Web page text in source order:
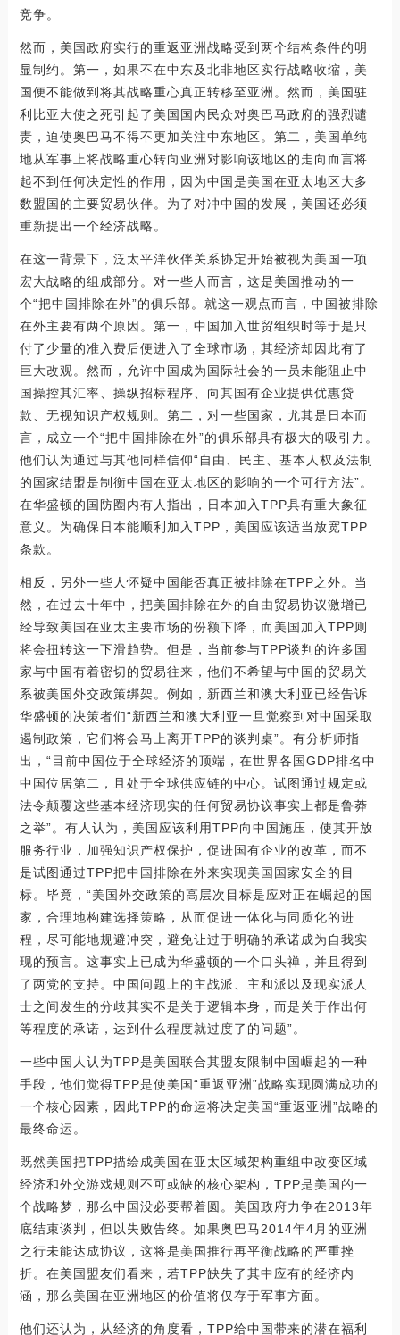
竞争。
然而，美国政府实行的重返亚洲战略受到两个结构条件的明
显制约。第一，如果不在中东及北非地区实行战略收缩，美
国便不能做到将其战略重心真正转移至亚洲。然而，美国驻
利比亚大使之死引起了美国国内民众对奥巴马政府的强烈谴
责，迫使奥巴马不得不更加关注中东地区。第二，美国单纯
地从军事上将战略重心转向亚洲对影响该地区的走向而言将
起不到任何决定性的作用，因为中国是美国在亚太地区大多
数盟国的主要贸易伙伴。为了对冲中国的发展，美国还必须
重新提出一个经济战略。
在这一背景下，泛太平洋伙伴关系协定开始被视为美国一项
宏大战略的组成部分。对一些人而言，这是美国推动的一
个“把中国排除在外”的俱乐部。就这一观点而言，中国被排除
在外主要有两个原因。第一，中国加入世贸组织时等于是只
付了少量的准入费后便进入了全球市场，其经济却因此有了
巨大改观。然而，允许中国成为国际社会的一员未能阻止中
国操控其汇率、操纵招标程序、向其国有企业提供优惠贷
款、无视知识产权规则。第二，对一些国家，尤其是日本而
言，成立一个“把中国排除在外”的俱乐部具有极大的吸引力。
他们认为通过与其他同样信仰“自由、民主、基本人权及法制
的国家结盟是制衡中国在亚太地区的影响的一个可行方法”。
在华盛顿的国防圈内有人指出，日本加入TPP具有重大象征
意义。为确保日本能顺利加入TPP，美国应该适当放宽TPP
条款。
相反，另外一些人怀疑中国能否真正被排除在TPP之外。当
然，在过去十年中，把美国排除在外的自由贸易协议激增已
经导致美国在亚太主要市场的份额下降，而美国加入TPP则
将会扭转这一下滑趋势。但是，当前参与TPP谈判的许多国
家与中国有着密切的贸易往来，他们不希望与中国的贸易关
系被美国外交政策绑架。例如，新西兰和澳大利亚已经告诉
华盛顿的决策者们“新西兰和澳大利亚一旦觉察到对中国采取
遏制政策，它们将会马上离开TPP的谈判桌”。有分析师指
出，“目前中国位于全球经济的顶端，在世界各国GDP排名中
中国位居第二，且处于全球供应链的中心。试图通过规定或
法令颠覆这些基本经济现实的任何贸易协议事实上都是鲁莽
之举”。有人认为，美国应该利用TPP向中国施压，使其开放
服务行业，加强知识产权保护，促进国有企业的改革，而不
是试图通过TPP把中国排除在外来实现美国国家安全的目
标。毕竟，“美国外交政策的高层次目标是应对正在崛起的国
家，合理地构建选择策略，从而促进一体化与同质化的进
程，尽可能地规避冲突，避免让过于明确的承诺成为自我实
现的预言。这事实上已成为华盛顿的一个口头禅，并且得到
了两党的支持。中国问题上的主战派、主和派以及现实派人
士之间发生的分歧其实不是关于逻辑本身，而是关于作出何
等程度的承诺，达到什么程度就过度了的问题”。
一些中国人认为TPP是美国联合其盟友限制中国崛起的一种
手段，他们觉得TPP是使美国“重返亚洲”战略实现圆满成功的
一个核心因素，因此TPP的命运将决定美国“重返亚洲”战略的
最终命运。
既然美国把TPP描绘成美国在亚太区域架构重组中改变区域
经济和外交游戏规则不可或缺的核心架构，TPP是美国的一
个战略梦，那么中国没必要帮着圆。美国政府力争在2013年
底结束谈判，但以失败告终。如果奥巴马2014年4月的亚洲
之行未能达成协议，这将是美国推行再平衡战略的严重挫
折。在美国盟友们看来，若TPP缺失了其中应有的经济内
涵，那么美国在亚洲地区的价值将仅存于军事方面。
他们还认为，从经济的角度看，TPP给中国带来的潜在福利